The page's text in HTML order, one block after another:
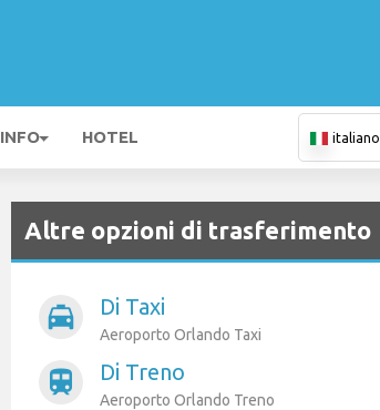
INFO HOTEL italiano
Altre opzioni di trasferimento
local_taxi Di Taxi
Aeroporto Orlando Taxi
train Di Treno
Aeroporto Orlando Treno